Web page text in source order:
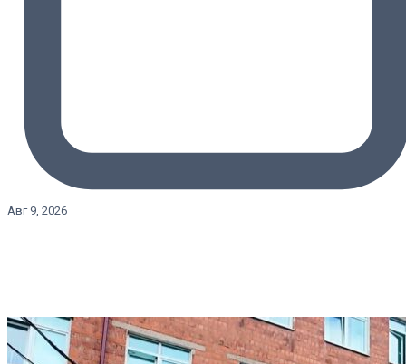
Авг 9, 2026